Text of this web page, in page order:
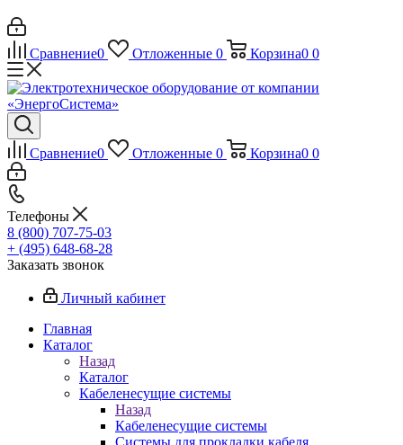
Сравнение0 Отложенные 0 Корзина0 0
Сравнение0 Отложенные 0 Корзина0 0
Телефоны
8 (800) 707-75-03
+ (495) 648-68-28
Заказать звонок
Личный кабинет
Главная
Каталог
Назад
Каталог
Кабеленесущие системы
Назад
Кабеленесущие системы
Системы для прокладки кабеля